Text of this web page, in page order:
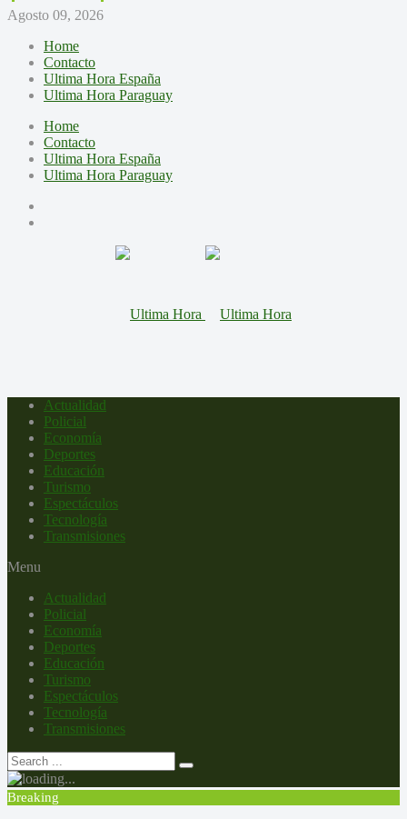
Agosto 09, 2026
Home
Contacto
Ultima Hora España
Ultima Hora Paraguay
Home
Contacto
Ultima Hora España
Ultima Hora Paraguay
Actualidad
Policial
Economía
Deportes
Educación
Turismo
Espectáculos
Tecnología
Transmisiones
Menu
Actualidad
Policial
Economía
Deportes
Educación
Turismo
Espectáculos
Tecnología
Transmisiones
Breaking